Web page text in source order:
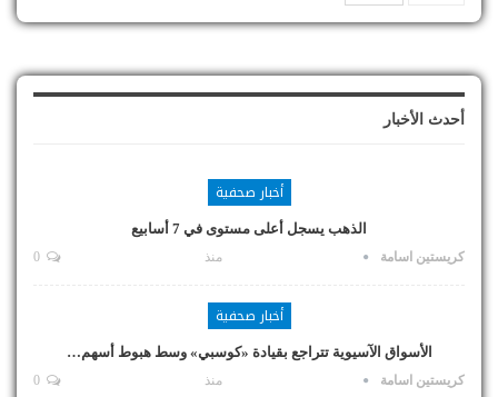
أحدث الأخبار
أخبار صحفية
الذهب يسجل أعلى مستوى في 7 أسابيع
كريستين اسامة منذ
أخبار صحفية
الأسواق الآسيوية تتراجع بقيادة «كوسبي» وسط هبوط أسهم…
كريستين اسامة منذ